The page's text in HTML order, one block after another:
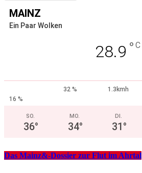
MAINZ
Ein Paar Wolken
28.9 ° C
32 %
1.3kmh
16 %
SO.
36°
MO.
34°
DI.
31°
Das Mainz&-Dossier zur Flut im Ahrtal